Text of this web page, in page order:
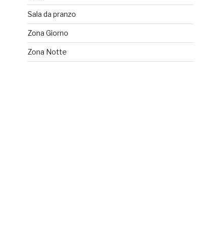
Sala da pranzo
Zona Giorno
Zona Notte